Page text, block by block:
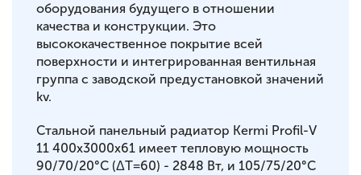
оборудования будущего в отношении
качества и конструкции. Это
высококачественное покрытие всей
поверхности и интегрированная вентильная
группа с заводской предустановкой значений
kv.
Стальной панельный радиатор Kermi Profil-V
11 400x3000x61 имеет тепловую мощность
90/70/20°С (ΔT=60) - 2848 Вт, и 105/75/20°С